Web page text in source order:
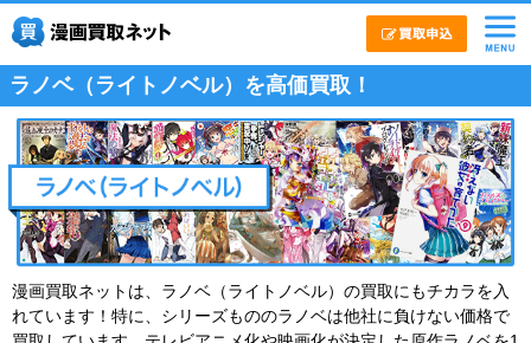
ラノベ（ライトノベル）を高価買取！
漫画買取ネットは、ラノベ（ライトノベル）の買取にもチカラを入
れています！特に、シリーズもののラノベは他社に負けない価格で